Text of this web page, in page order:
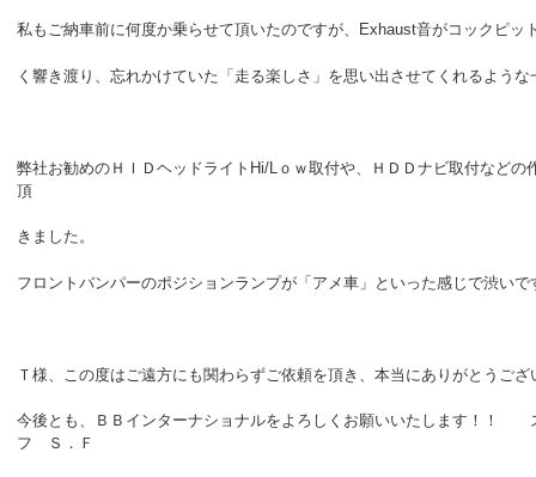
私もご納車前に何度か乗らせて頂いたのですが、Exhaust音がコックピッ
く響き渡り、忘れかけていた「走る楽しさ」を思い出させてくれるような
弊社お勧めのＨＩＤヘッドライトHi/Lｏｗ取付や、ＨＤＤナビ取付などの
頂
き ました。
フロントバンパーのポジションランプが「アメ車」といった感じで渋いで
Ｔ様、この度はご遠方にも関わらずご依頼を頂き、本当にありがとうござ
今後とも、ＢＢインターナショナルをよろしくお願いいたします！！
フ Ｓ．Ｆ